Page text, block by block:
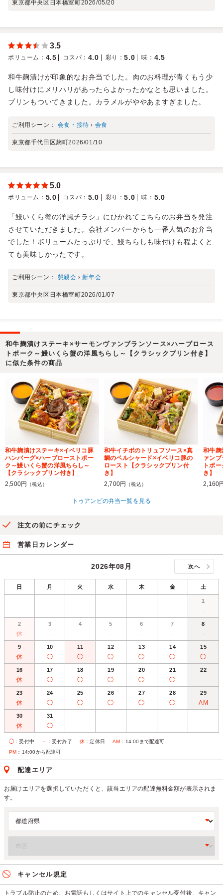
東京都中央区日本橋室町2026/05/20
3.5
ボリューム ： 4.5 コスパ ： 4.0 彩り ：5.0 味 ： 4.5
和牛麹漬けが印象的なお弁当でした。肉のお料理が青くもう少
し味付けにメリハリがあったらよかったかなとも思いました。
プリンもついてきました。カラメルがややあますぎました。
ご利用シーン： 会食・接待 › 会食
東京都千代田区麹町2026/01/10
5.0
ボリューム ： 5.0 コスパ ： 5.0 彩り ：5.0 味 ： 5.0
「鰻いくら蟹の洋風チラシ」にひかれてこちらのお弁当を発注
させていただきました。会社メンバーからも一番人気のお弁当
でした！ボリュームたっぷりで、鰻ちらしも味付けも程よくと
ても美味しかったです。
ご利用シーン： 懇親会 ›新年会
東京都中央区日本橋室町2026/01/07
和牛麹漬けステーキ×サーモンヴァンブランソース×ハーブロース
トポーク～鰻いくら蟹の洋風ちらし～【クラシックプリン付き】
に似た条件の商品
和牛麹漬けステーキ×イベリコ豚
ハンバーグ×ハーブローストポー
ク～鰻いくら蟹の洋風ちらし～
【クラシックプリン付き】
2,500円
（税込）
和牛イチボのトリュフソース×真
鯛のペルシャード×イベリコ豚の
ロースト【クラシックプリン付
き】
2,700円
（税込）
和牛麹
ァン
トポ
き】
2,160
トゥアンビの弁当一覧を見る
注文の前にチェック
営業日カレンダー
2026年08月 次へ
日 月 火 水 木 金 土
1
－
2
休
3
－
4
－
5
－
6
－
7
－
8
－
9
休
10
◯
11
◯
12
◯
13
◯
14
◯
15
◯
16
休
17
◯
18
◯
19
◯
20
◯
21
◯
22
－
23
休
24
◯
25
◯
26
◯
27
◯
28
◯
29
AM
30
休
31
◯
◯ ：受付中 － ：受付終了 休 ：定休日 AM ：14:00まで配達可
PM ：14:00から配達可
配達エリア
お届けエリアを選択していただくと、該当エリアの配達無料金額が表示されま
す。
キャンセル規定
トラブル防止のため、お電話もしくはサイト上でのキャンセル受付後、キャン